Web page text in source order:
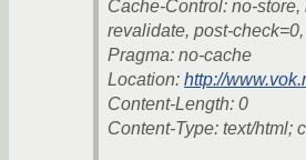
Cache-Control: no-store,
revalidate, post-
Pragma: no-cache
Location: http://
Content-Length: 0
Content-Type: text/html;